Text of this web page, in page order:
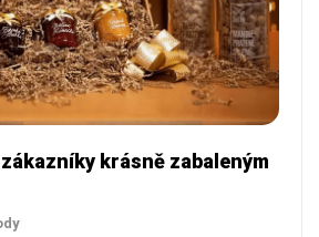
krásně zabaleným